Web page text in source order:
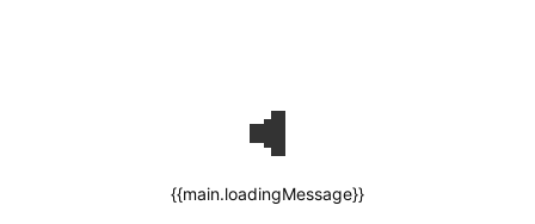
{{main.loadingMessage}}